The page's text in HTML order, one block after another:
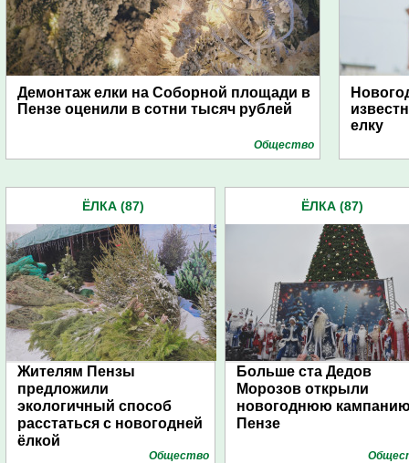
Демонтаж елки на Соборной площади в
Пензе оценили в сотни тысяч рублей
Общество
елку
ЁЛКА (87)
Жителям Пензы
предложили
экологичный способ
расстаться с новогодней
ёлкой
Общество
ЁЛКА (87)
Больше ста Дедов
Морозов открыли
новогоднюю
Пензе